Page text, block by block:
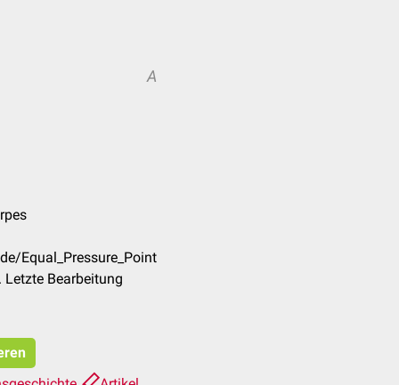
A
Equal_Pressure_Point
Letzte Bearbeitung